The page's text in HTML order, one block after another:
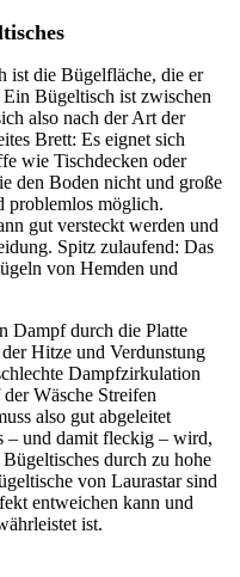
ist die Bügelfläche, die er
Bügeltisch ist zwischen
also nach der Art der
Brett: Es eignet sich
wie Tischdecken oder
den Boden nicht und große
problemlos möglich.
gut versteckt werden und
Spitz zulaufend: Das
von Hemden und
Dampf durch die Platte
Hitze und Verdunstung
Dampfzirkulation
Wäsche Streifen
also gut abgeleitet
– und damit fleckig – wird,
durch zu hohe
von Laurastar sind
entweichen kann und
ist.